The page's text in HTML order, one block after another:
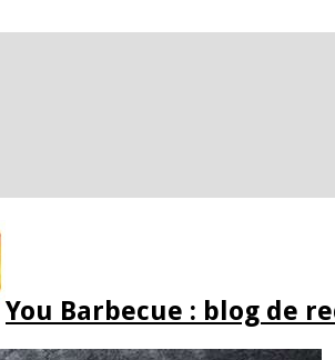
You Barbecue : blog de